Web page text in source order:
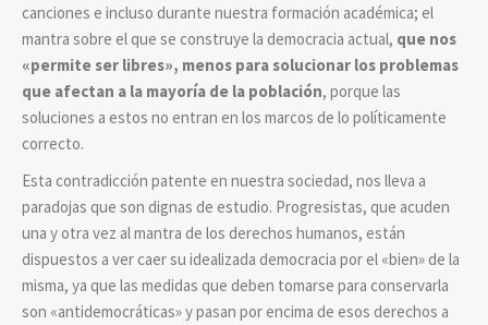
canciones e incluso durante nuestra formación académica; el
mantra sobre el que se construye la democracia actual, que nos
«permite ser libres», menos para solucionar los problemas
que afectan a la mayoría de la población, porque las
soluciones a estos no entran en los marcos de lo políticamente
correcto.
Esta contradicción patente en nuestra sociedad, nos lleva a
paradojas que son dignas de estudio. Progresistas, que acuden
una y otra vez al mantra de los derechos humanos, están
dispuestos a ver caer su idealizada democracia por el «bien» de la
misma, ya que las medidas que deben tomarse para conservarla
son «antidemocráticas» y pasan por encima de esos derechos a